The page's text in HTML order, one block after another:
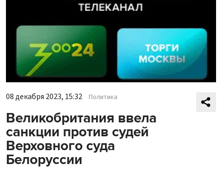
08 декабря 2023, 15:32 Политика
Великобритания ввела
санкции против судей
Верховного суда
Белоруссии